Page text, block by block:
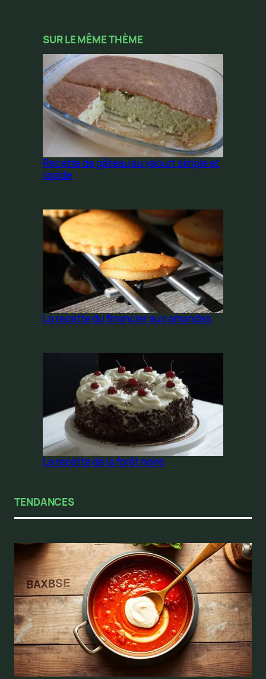
SUR LE MÊME THÈME
Recette de gâteau au yaourt simple et
rapide
La recette du financier aux amandes
La recette de la forêt noire
TENDANCES